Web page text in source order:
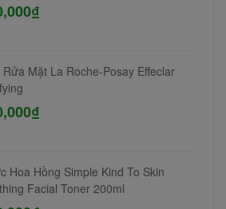
Rửa Mặt La Roche-Posay Effeclar
Hoa Hồng Simple Kind To Skin
Facial Toner 200ml